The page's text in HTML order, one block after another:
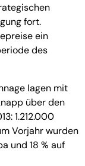
fort.
ein
des
lagen mit
über den
1.212.000
Vorjahr wurden
und 18 % auf